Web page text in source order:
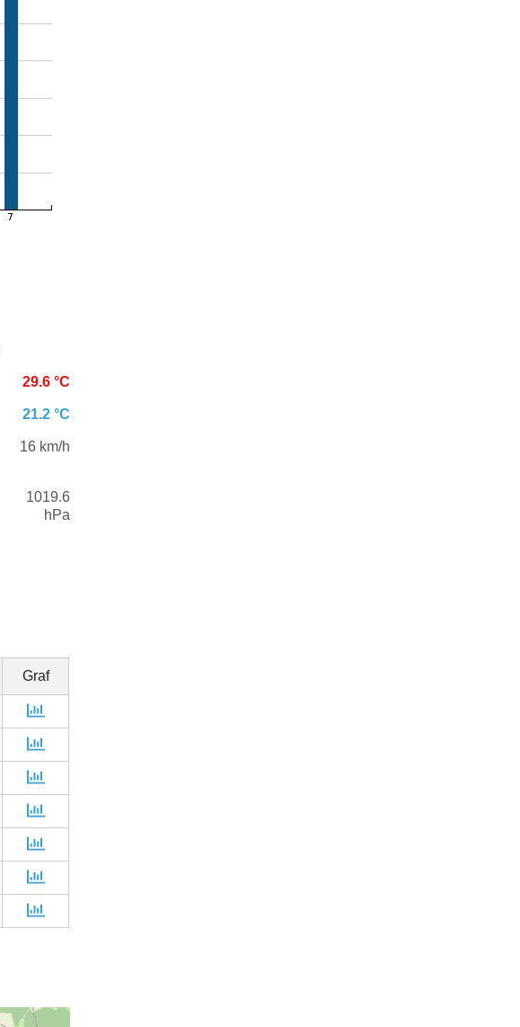
29.6 °C
21.2 °C
16 km/h
1019.6
hPa
Graf